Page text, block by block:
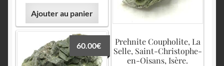
Ajouter au panier
Prehnite Coupholite, La
Selle, Saint-Christophe-
en-Oisans, Isère.
60.00€